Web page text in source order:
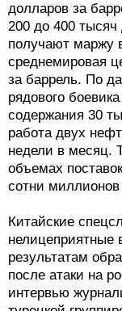
долларов за
200 до 400
получают маржу
среднемировая
за баррель. По
рядового
содержания 30
работа двух
недели в месяц.
объемах
сотни
Китайские
нелицеприятные
результатам
после атаки на
интервью